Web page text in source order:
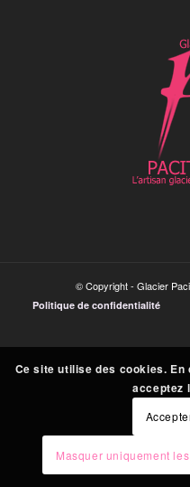
© Copyright - Glacier
Politique de confidentialité
Ce site utilise des cookies.
acceptez
Masquer uniquement